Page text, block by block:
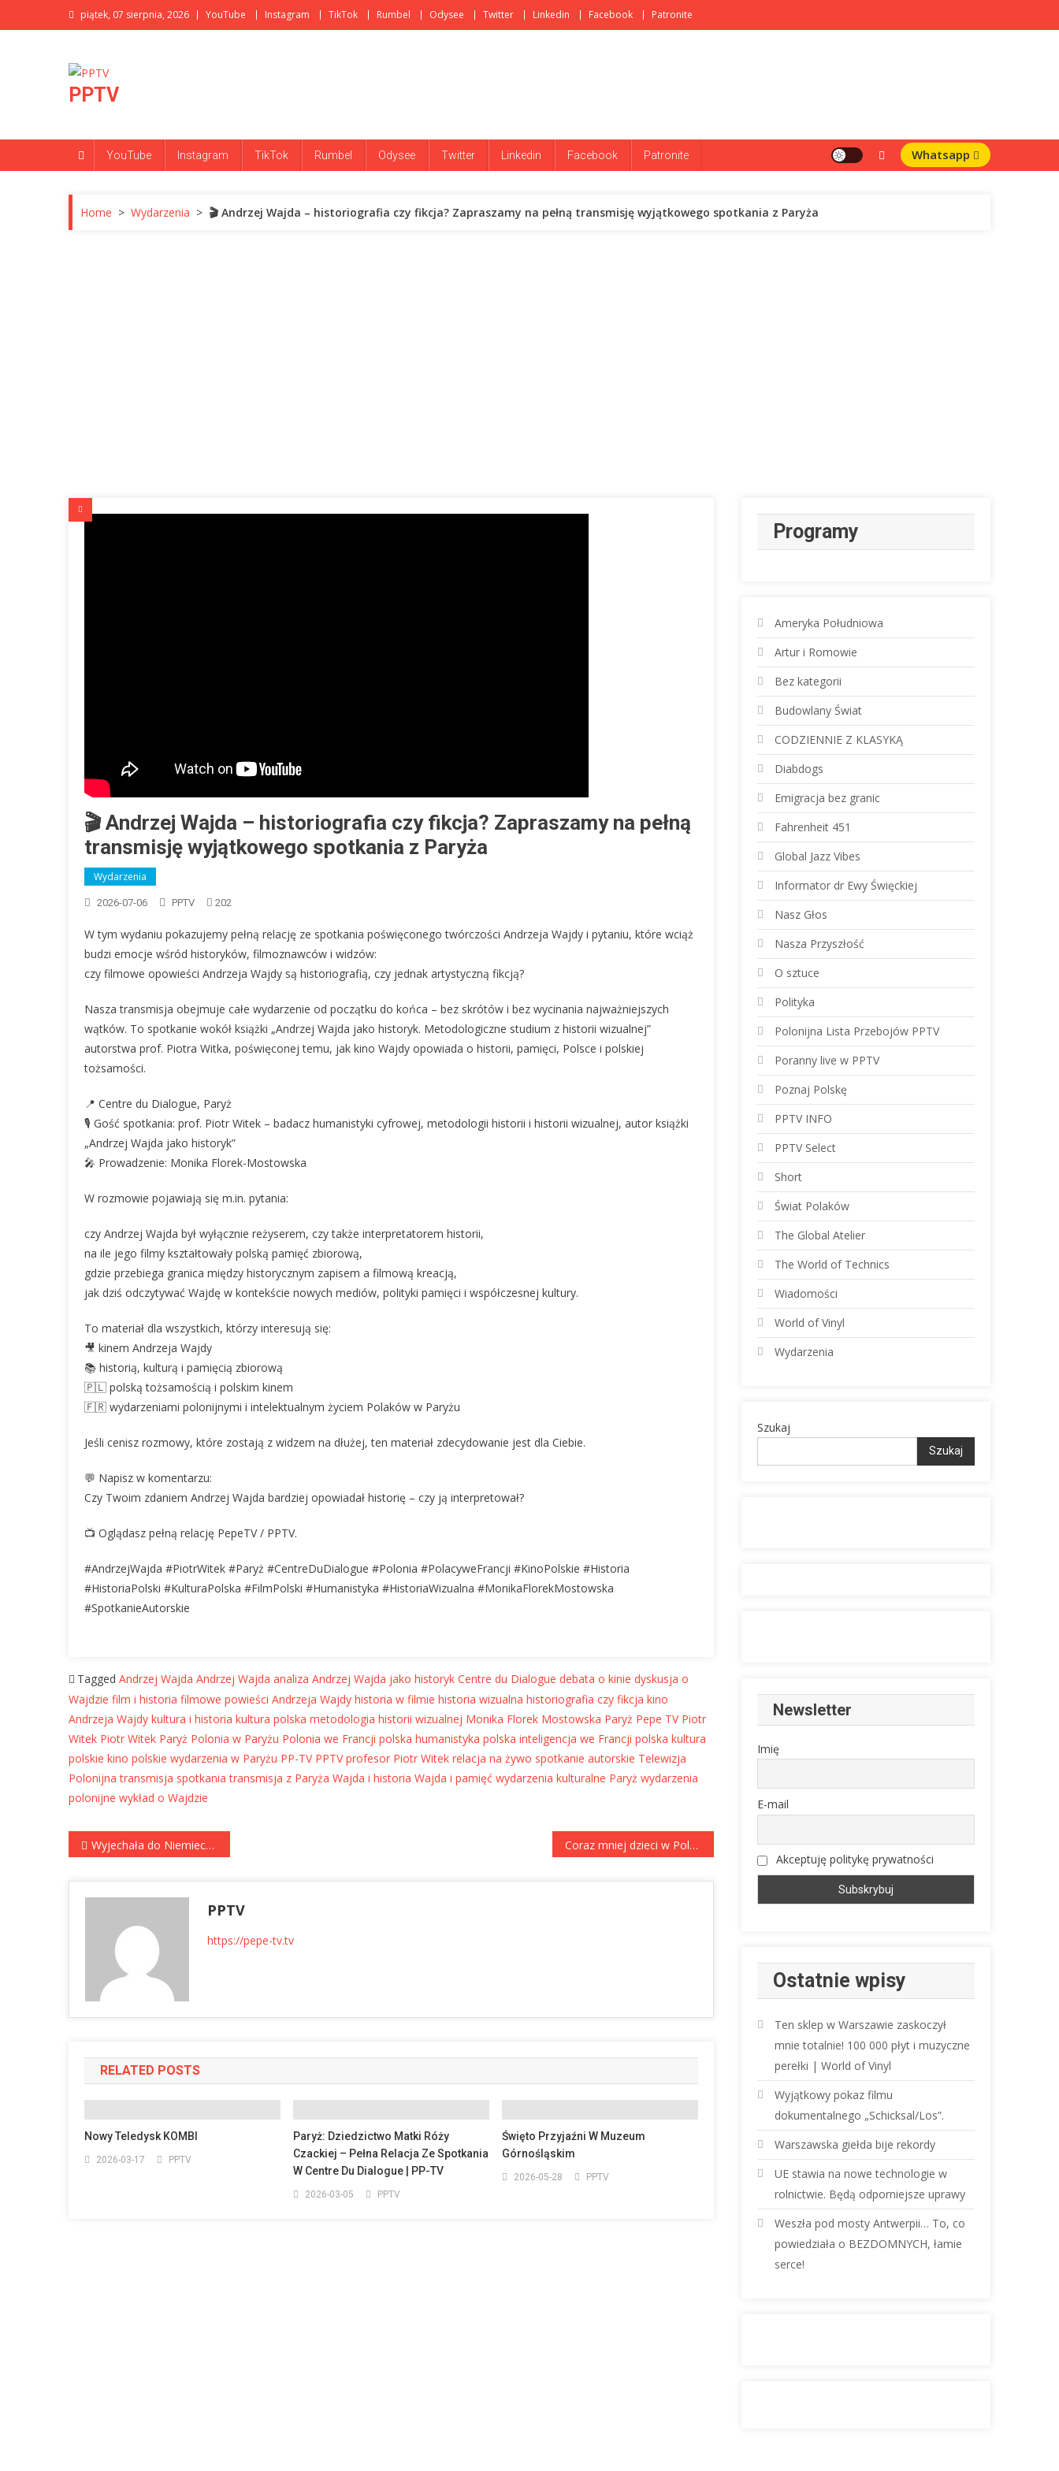
to
piątek, 07 sierpnia, 2026 YouTube Instagram TikTok Rumbel Odysee Twitter Linkedin Facebook Patronite
PPTV
YouTube Instagram TikTok Rumbel Odysee Twitter Linkedin Facebook Patronite Whatsapp
Home > Wydarzenia > 🎬 Andrzej Wajda – historiografia czy fikcja? Zapraszamy na pełną transmisję wyjątkowego spotkania z Paryża
🎬 Andrzej Wajda – historiografia czy fikcja? Zapraszamy na pełną
transmisję wyjątkowego spotkania z Paryża
Wydarzenia
2026-07-06 PPTV 202
W tym wydaniu pokazujemy pełną relację ze spotkania poświęconego twórczości Andrzeja Wajdy i pytaniu, które wciąż
budzi emocje wśród historyków, filmoznawców i widzów:
czy filmowe opowieści Andrzeja Wajdy są historiografią, czy jednak artystyczną fikcją?
Nasza transmisja obejmuje całe wydarzenie od początku do końca – bez skrótów i bez wycinania najważniejszych
wątków. To spotkanie wokół książki „Andrzej Wajda jako historyk. Metodologiczne studium z historii wizualnej”
autorstwa prof. Piotra Witka, poświęconej temu, jak kino Wajdy opowiada o historii, pamięci, Polsce i polskiej
tożsamości.
📍 Centre du Dialogue, Paryż
🎙 Gość spotkania: prof. Piotr Witek – badacz humanistyki cyfrowej, metodologii historii i historii wizualnej, autor książki
„Andrzej Wajda jako historyk”
🎤 Prowadzenie: Monika Florek-Mostowska
W rozmowie pojawiają się m.in. pytania:
czy Andrzej Wajda był wyłącznie reżyserem, czy także interpretatorem historii,
na ile jego filmy kształtowały polską pamięć zbiorową,
gdzie przebiega granica między historycznym zapisem a filmową kreacją,
jak dziś odczytywać Wajdę w kontekście nowych mediów, polityki pamięci i współczesnej kultury.
To materiał dla wszystkich, którzy interesują się:
🎥 kinem Andrzeja Wajdy
📚 historią, kulturą i pamięcią zbiorową
🇵🇱 polską tożsamością i polskim kinem
🇫🇷 wydarzeniami polonijnymi i intelektualnym życiem Polaków w Paryżu
Jeśli cenisz rozmowy, które zostają z widzem na dłużej, ten materiał zdecydowanie jest dla Ciebie.
💬 Napisz w komentarzu:
Czy Twoim zdaniem Andrzej Wajda bardziej opowiadał historię – czy ją interpretował?
📺 Oglądasz pełną relację PepeTV / PPTV.
#AndrzejWajda #PiotrWitek #Paryż #CentreDuDialogue #Polonia #PolacyweFrancji #KinoPolskie #Historia
#HistoriaPolski #KulturaPolska #FilmPolski #Humanistyka #HistoriaWizualna #MonikaFlorekMostowska
#SpotkanieAutorskie
Tagged Andrzej Wajda Andrzej Wajda analiza Andrzej Wajda jako historyk Centre du Dialogue debata o kinie dyskusja o
Wajdzie film i historia filmowe powieści Andrzeja Wajdy historia w filmie historia wizualna historiografia czy fikcja kino
Andrzeja Wajdy kultura i historia kultura polska metodologia historii wizualnej Monika Florek Mostowska Paryż Pepe TV Piotr
Witek Piotr Witek Paryż Polonia w Paryżu Polonia we Francji polska humanistyka polska inteligencja we Francji polska kultura
polskie kino polskie wydarzenia w Paryżu PP-TV PPTV profesor Piotr Witek relacja na żywo spotkanie autorskie Telewizja
Polonijna transmisja spotkania transmisja z Paryża Wajda i historia Wajda i pamięć wydarzenia kulturalne Paryż wydarzenia
polonijne wykład o Wajdzie
Nawigacja
Wyjechała do Niemiec i dziś promuje tam polską chemię! Ewa Syta o emigracji, stereotypach i sukcesie Coraz mniej dzieci w Polsce. Miasta zamykają żłobki i przedszkola, wkrótce mogą zniknąć także szkoły
PPTV
https://pepe-tv.tv
RELATED POSTS
Nowy Teledysk KOMBI
2026-03-17 PPTV
Paryż: Dziedzictwo Matki Róży
Czackiej – Pełna Relacja Ze Spotkania
W Centre Du Dialogue | PP-TV
2026-03-05 PPTV
Święto Przyjaźni W Muzeum
Górnośląskim
2026-05-28 PPTV
Programy
Ameryka Południowa
Artur i Romowie
Bez kategorii
Budowlany Świat
CODZIENNIE Z KLASYKĄ
Diabdogs
Emigracja bez granic
Fahrenheit 451
Global Jazz Vibes
Informator dr Ewy Święckiej
Nasz Głos
Nasza Przyszłość
O sztuce
Polityka
Polonijna Lista Przebojów PPTV
Poranny live w PPTV
Poznaj Polskę
PPTV INFO
PPTV Select
Short
Świat Polaków
The Global Atelier
The World of Technics
Wiadomości
World of Vinyl
Wydarzenia
Szukaj
Szukaj
Newsletter
Imię
E-mail
Akceptuję politykę prywatności
Ostatnie wpisy
Ten sklep w Warszawie zaskoczył
mnie totalnie! 100 000 płyt i muzyczne
perełki | World of Vinyl
Wyjątkowy pokaz filmu
dokumentalnego „Schicksal/Los”.
Warszawska giełda bije rekordy
UE stawia na nowe technologie w
rolnictwie. Będą odporniejsze uprawy
Weszła pod mosty Antwerpii… To, co
powiedziała o BEZDOMNYCH, łamie
serce!